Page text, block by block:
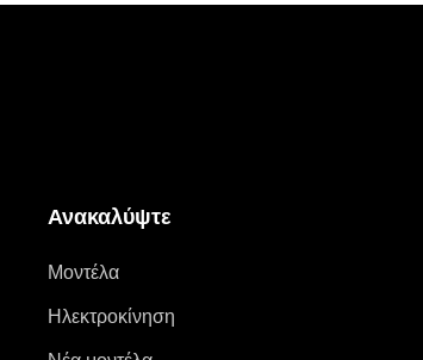
Ανακαλύψτε
Μοντέλα
Ηλεκτροκίνηση